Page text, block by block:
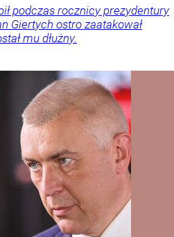
podczas rocznicy prezydentury
Giertych ostro zaatakował
mu dłużny.